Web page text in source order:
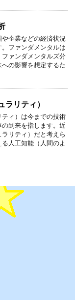
企業などの経済状況
ファンダメンタルは
ァンダメンタルズ分
の影響を想定するた
ラリティ）
ィ）は今までの技術
到来を指します。近
リティ）だと考えら
人工知能（人間のよ